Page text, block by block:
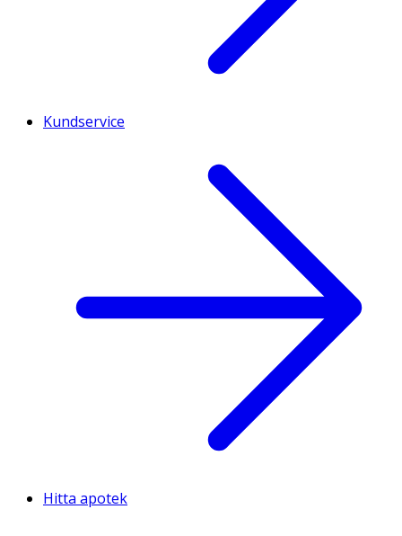
Kundservice
Hitta apotek